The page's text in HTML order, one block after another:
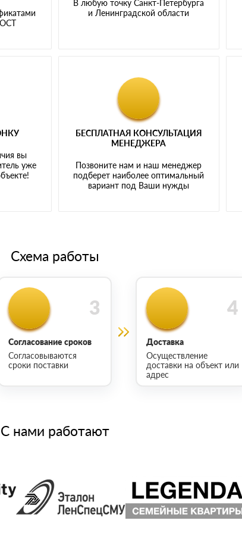
В любую точку Санкт-Петербурга
и Ленинградской области
вы
уже
БЕСПЛАТНАЯ КОНСУЛЬТАЦИЯ
МЕНЕДЖЕРА
Позвоните нам и наш менеджер
подберет наиболее оптимальный
вариант под Ваши нужды
Схема работы
Согласование сроков
Согласовываются
сроки поставки
Доставка
Осуществление
доставки на объект или
адрес
С нами работают